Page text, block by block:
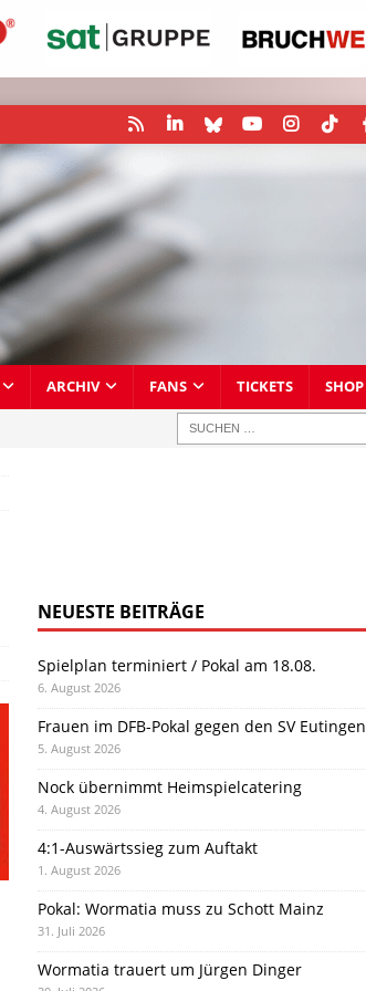
ARCHIV FANS TICKETS SHOP
NEUESTE BEITRÄGE
Spielplan terminiert / Pokal am 18.08.
6. August 2026
Frauen im DFB-Pokal gegen den SV Eutingen
5. August 2026
Nock übernimmt Heimspielcatering
4. August 2026
4:1-Auswärtssieg zum Auftakt
1. August 2026
Pokal: Wormatia muss zu Schott Mainz
31. Juli 2026
Wormatia trauert um Jürgen Dinger